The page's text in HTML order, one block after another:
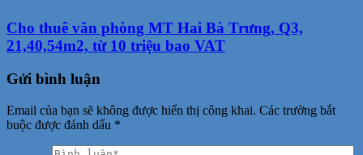
Cho thuê văn phòng MT Hai Bà Trưng, Q3,
21,40,54m2, từ 10 triệu bao VAT
Gửi bình luận
Email của bạn sẽ không được hiển thị công khai. Các trường bắt
buộc được đánh dấu *